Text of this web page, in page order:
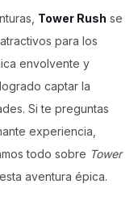
Tower Rush se
para los
envolvente y
captar la
Si te preguntas
experiencia,
todo sobre Tower
aventura épica.